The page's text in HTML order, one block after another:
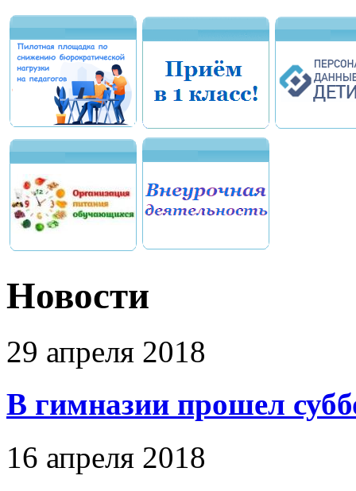
Новости
29 апреля 2018
В гимназии прошел
16 апреля 2018